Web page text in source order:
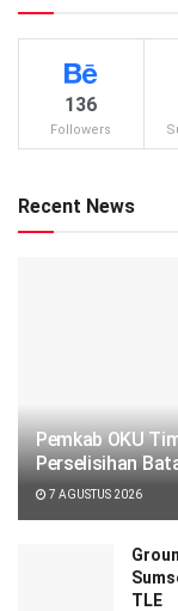
136
Followers
Recent News
Pemkab OKU
Perselisihan
7 AGUSTUS 2026
TLE